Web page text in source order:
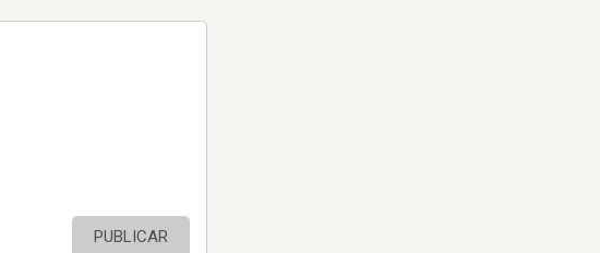
PUBLICAR